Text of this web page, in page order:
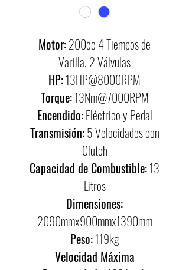
Motor:200cc 4 Tiempos de
Varilla, 2 Válvulas
HP:13HP@8000RPM
Torque:13Nm@7000RPM
Encendido:Eléctrico y Pedal
Transmisión:5 Velocidades con
Clutch
Capacidad de Combustible:13
Litros
Dimensiones:
2090mmx900mmx1390mm
Peso:119kg
Velocidad Máxima